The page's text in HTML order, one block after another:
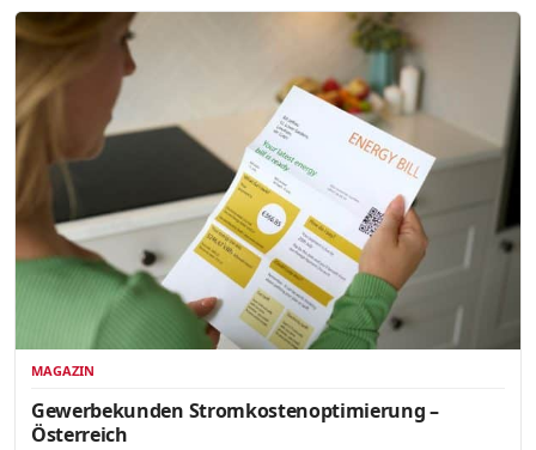
MAGAZIN
Gewerbekunden Stromkostenoptimierung –
Österreich